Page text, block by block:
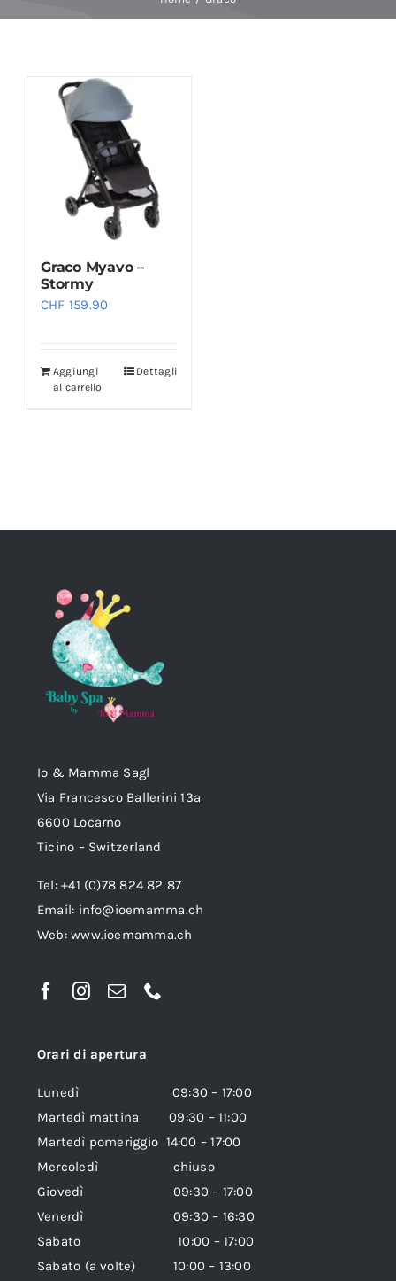
Buoni regalo
News
Graco Myavo –
Stormy
CHF 159.90
Aggiungi
al carrello
Dettagli
Io & Mamma Sagl
Via Francesco Ballerini 13a
6600 Locarno
Ticino – Switzerland
Tel: +41 (0)78 824 82 87
Email: info@ioemamma.ch
Web:www.ioemamma.ch
Orari di apertura
Lunedì 09:30 – 17:00
Martedì mattina 09:30 – 11:00
Martedì pomeriggio 14:00 – 17:00
Mercoledì chiuso
Giovedì 09:30 – 17:00
Venerdì 09:30 – 16:30
Sabato 10:00 – 17:00
Sabato (a volte) 10:00 – 13:00